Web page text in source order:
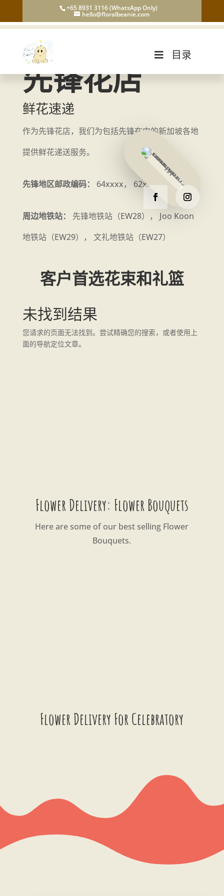
+65 8931 3116 (WhatsApp Only)
hello@floralbeanie.com
目录
先锋花店
鲜花速递
作为先锋花店，我们为包括先锋在内的新加坡各地
提供鲜花递送服务。
先锋地区邮政编码： 64xxxx， 62xxxx
周边地铁站：
先锋地铁站（EW28）， Joo Koon
地铁站（EW29）， 文礼地铁站（EW27）
客户首选花束和礼篮
未找到结果
您请求的页面无法找到。尝试精确您的搜索，或者使用上
面的导航定位文章。
Flower Delivery: Flower Bouquets
Here are some of our best selling Flower
Bouquets.
Flower Delivery For Celebratory